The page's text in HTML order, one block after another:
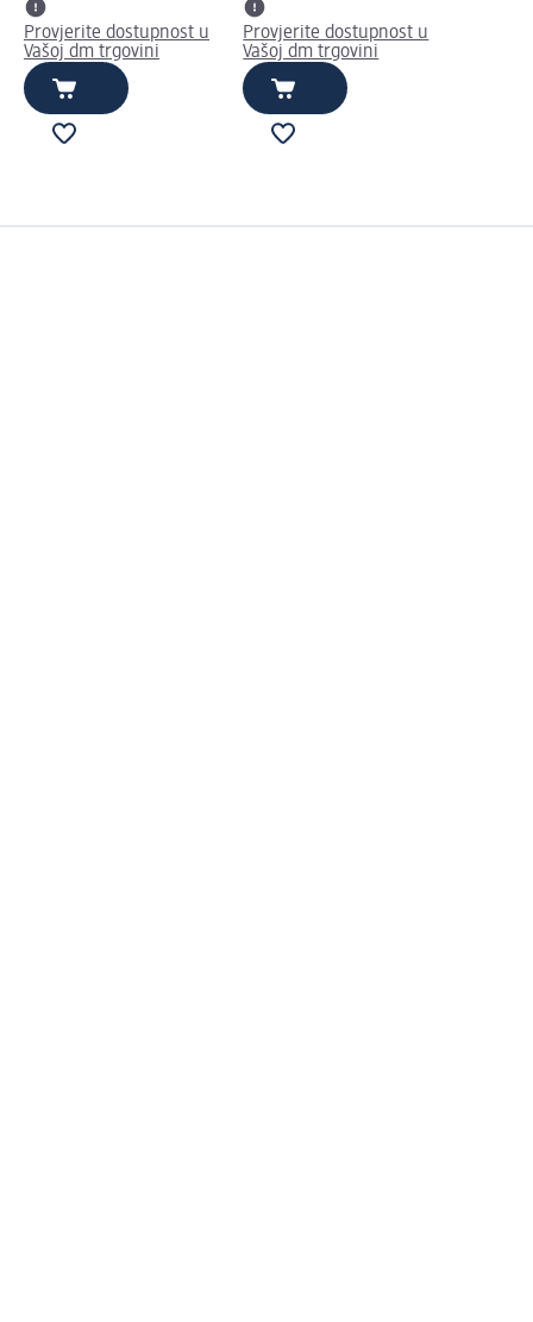
Provjerite dostupnost u
Vašoj dm trgovini
Provjerite dostupnost u
Vašoj dm trgovini